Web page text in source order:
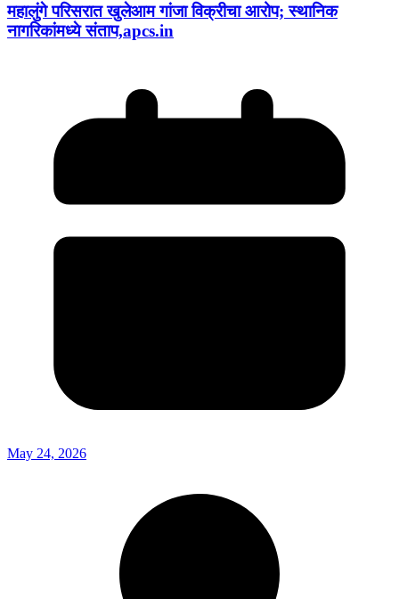
महालुंगे परिसरात खुलेआम गांजा विक्रीचा आरोप; स्थानिक
नागरिकांमध्ये संताप,apcs.in
May 24, 2026